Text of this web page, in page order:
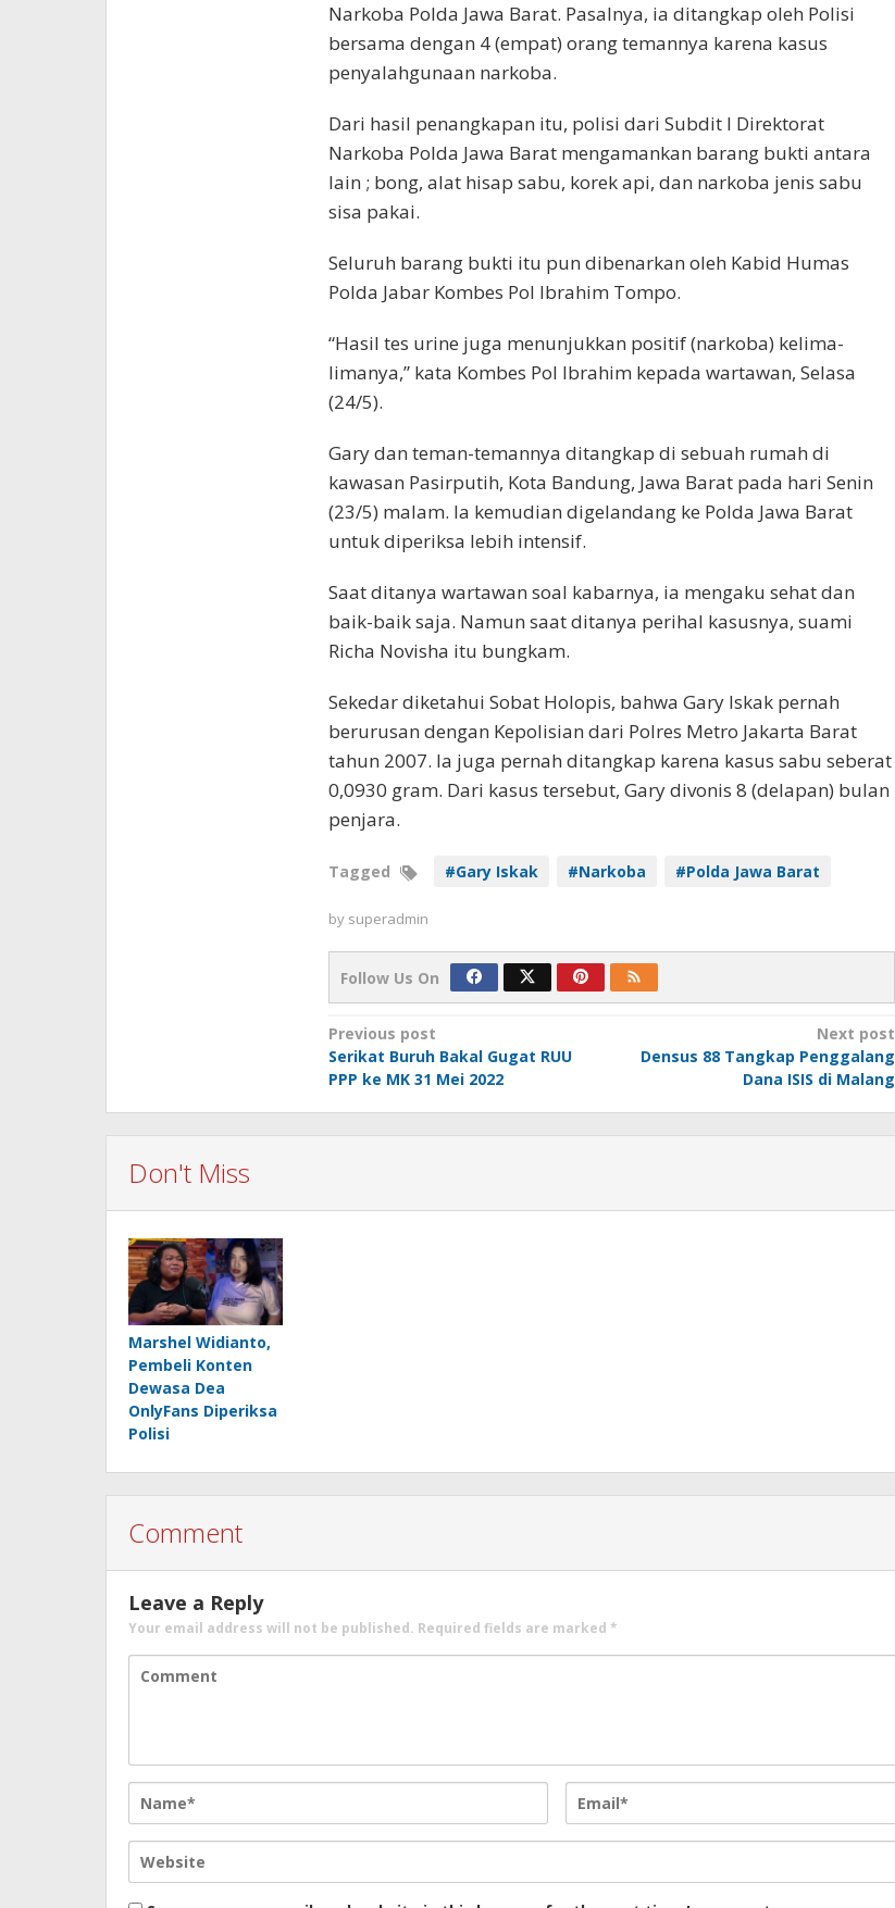
Narkoba Polda Jawa Barat. Pasalnya, ia ditangkap oleh Polisi
bersama dengan 4 (empat) orang temannya karena kasus
penyalahgunaan narkoba.
Dari hasil penangkapan itu, polisi dari Subdit I Direktorat
Narkoba Polda Jawa Barat mengamankan barang bukti antara
lain ; bong, alat hisap sabu, korek api, dan narkoba jenis sabu
sisa pakai.
Seluruh barang bukti itu pun dibenarkan oleh Kabid Humas
Polda Jabar Kombes Pol Ibrahim Tompo.
“Hasil tes urine juga menunjukkan positif (narkoba) kelima-
limanya,” kata Kombes Pol Ibrahim kepada wartawan, Selasa
(24/5).
Gary dan teman-temannya ditangkap di sebuah rumah di
kawasan Pasirputih, Kota Bandung, Jawa Barat pada hari Senin
(23/5) malam. Ia kemudian digelandang ke Polda Jawa Barat
untuk diperiksa lebih intensif.
Saat ditanya wartawan soal kabarnya, ia mengaku sehat dan
baik-baik saja. Namun saat ditanya perihal kasusnya, suami
Richa Novisha itu bungkam.
Sekedar diketahui Sobat Holopis, bahwa Gary Iskak pernah
berurusan dengan Kepolisian dari Polres Metro Jakarta Barat
tahun 2007. Ia juga pernah ditangkap karena kasus sabu seberat
0,0930 gram. Dari kasus tersebut, Gary divonis 8 (delapan) bulan
penjara.
Tagged #Gary Iskak #Narkoba #Polda Jawa Barat
by superadmin
Follow Us On
Post
navigation
Previous post
Serikat Buruh Bakal Gugat RUU
PPP ke MK 31 Mei 2022
Next post
Densus 88 Tangkap Penggalang
Dana ISIS di Malang
Don't Miss
Marshel Widianto,
Pembeli Konten
Dewasa Dea
OnlyFans Diperiksa
Polisi
Comment
Leave a Reply
Your email address will not be published. Required fields are marked *